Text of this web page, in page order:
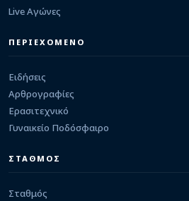
05/08/2026 · 00:35
Live Αγώνες
ΠΕΡΙΕΧΟΜΕΝΟ
Ειδήσεις
Αρθρογραφίες
Ερασιτεχνικό
Γυναικείο Ποδόσφαιρο
ΣΤΑΘΜΟΣ
Σταθμός